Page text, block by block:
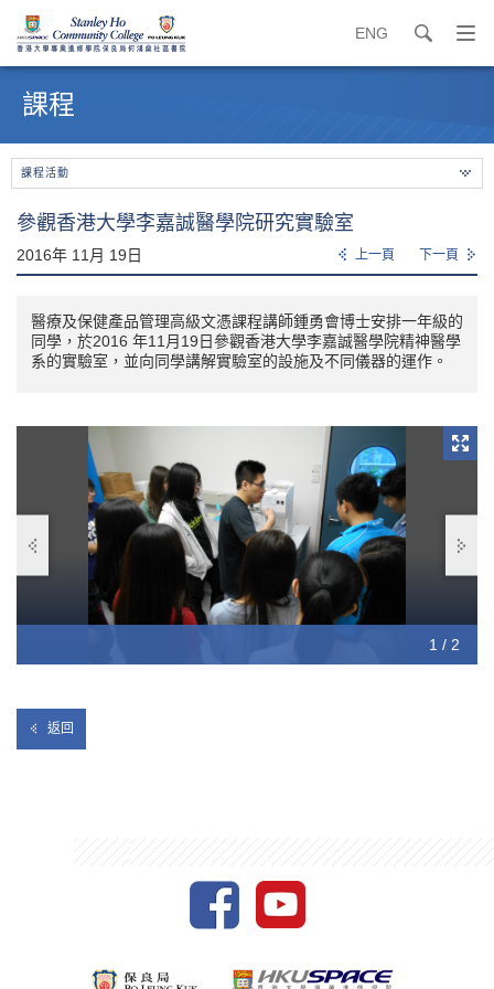
ENG search
打
開
始
課程
課程活動
參觀香港大學李嘉誠醫學院研究實驗室
2016年 11月 19日 上一頁 下一頁
醫療及保健產品管理高級文憑課程講師鍾勇會博士安排一年級的
同學，於2016 年11月19日參觀香港大學李嘉誠醫學院精神醫學
系的實驗室，並向同學講解實驗室的設施及不同儀器的運作。
1 / 2
2 / 2
返回